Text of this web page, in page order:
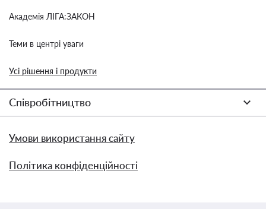
Академія ЛІГА:ЗАКОН
Теми в центрі уваги
Усі рішення і продукти
Співробітництво
Умови використання сайту
Політика конфіденційності